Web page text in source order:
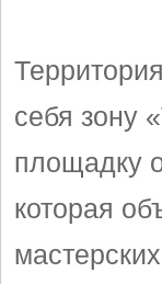
себя зону
площадку
которая